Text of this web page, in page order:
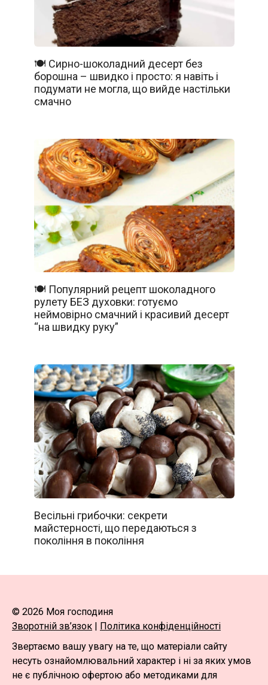
🍽️ Сирно-шоколадний десерт без
борошна – швидко і просто: я навіть і
подумати не могла, що вийде настільки
смачно
🍽️ Популярний рецепт шоколадного
рулету БЕЗ духовки: готуємо
неймовірно смачний і красивий десерт
“на швидку руку”
Весільні грибочки: секрети
майстерності, що передаються з
покоління в покоління
© 2026 Моя господиня
Зворотній зв’язок | Політика конфіденційності
Звертаємо вашу увагу на те, що матеріали сайту
несуть ознайомлювальний характер і ні за яких умов
не є публічною офертою або методиками для